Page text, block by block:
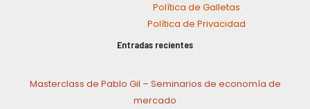
Política de Galletas
Política de Privacidad
Entradas recientes
Masterclass de Pablo Gil – Seminarios de economía de
mercado